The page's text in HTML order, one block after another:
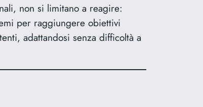
non si limitano a reagire:
per raggiungere obiettivi
adattandosi senza difficoltà a